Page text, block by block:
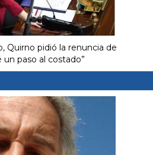
Quirno pidió la renuncia de
un paso al costado”